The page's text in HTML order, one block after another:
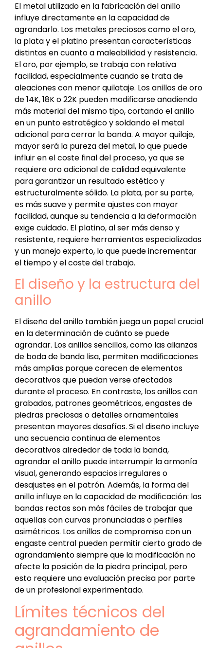
El metal utilizado en la fabricación del anillo
influye directamente en la capacidad de
agrandarlo. Los metales preciosos como el oro,
la plata y el platino presentan características
distintas en cuanto a maleabilidad y resistencia.
El oro, por ejemplo, se trabaja con relativa
facilidad, especialmente cuando se trata de
aleaciones con menor quilataje. Los anillos de oro
de 14K, 18K o 22K pueden modificarse añadiendo
más material del mismo tipo, cortando el anillo
en un punto estratégico y soldando el metal
adicional para cerrar la banda. A mayor quilaje,
mayor será la pureza del metal, lo que puede
influir en el coste final del proceso, ya que se
requiere oro adicional de calidad equivalente
para garantizar un resultado estético y
estructuralmente sólido. La plata, por su parte,
es más suave y permite ajustes con mayor
facilidad, aunque su tendencia a la deformación
exige cuidado. El platino, al ser más denso y
resistente, requiere herramientas especializadas
y un manejo experto, lo que puede incrementar
el tiempo y el coste del trabajo.
El diseño y la estructura del
anillo
El diseño del anillo también juega un papel crucial
en la determinación de cuánto se puede
agrandar. Los anillos sencillos, como las alianzas
de boda de banda lisa, permiten modificaciones
más amplias porque carecen de elementos
decorativos que puedan verse afectados
durante el proceso. En contraste, los anillos con
grabados, patrones geométricos, engastes de
piedras preciosas o detalles ornamentales
presentan mayores desafíos. Si el diseño incluye
una secuencia continua de elementos
decorativos alrededor de toda la banda,
agrandar el anillo puede interrumpir la armonía
visual, generando espacios irregulares o
desajustes en el patrón. Además, la forma del
anillo influye en la capacidad de modificación: las
bandas rectas son más fáciles de trabajar que
aquellas con curvas pronunciadas o perfiles
asimétricos. Los anillos de compromiso con un
engaste central pueden permitir cierto grado de
agrandamiento siempre que la modificación no
afecte la posición de la piedra principal, pero
esto requiere una evaluación precisa por parte
de un profesional experimentado.
Límites técnicos del
agrandamiento de